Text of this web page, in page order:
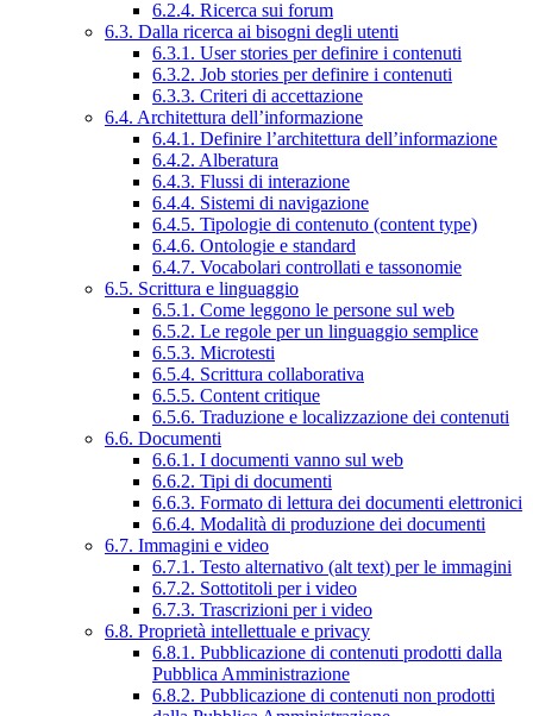
6.2.4. Ricerca sui forum
6.3. Dalla ricerca ai bisogni degli utenti
6.3.1. User stories per definire i contenuti
6.3.2. Job stories per definire i contenuti
6.3.3. Criteri di accettazione
6.4. Architettura dell’informazione
6.4.1. Definire l’architettura dell’informazione
6.4.2. Alberatura
6.4.3. Flussi di interazione
6.4.4. Sistemi di navigazione
6.4.5. Tipologie di contenuto (content type)
6.4.6. Ontologie e standard
6.4.7. Vocabolari controllati e tassonomie
6.5. Scrittura e linguaggio
6.5.1. Come leggono le persone sul web
6.5.2. Le regole per un linguaggio semplice
6.5.3. Microtesti
6.5.4. Scrittura collaborativa
6.5.5. Content critique
6.5.6. Traduzione e localizzazione dei contenuti
6.6. Documenti
6.6.1. I documenti vanno sul web
6.6.2. Tipi di documenti
6.6.3. Formato di lettura dei documenti elettronici
6.6.4. Modalità di produzione dei documenti
6.7. Immagini e video
6.7.1. Testo alternativo (alt text) per le immagini
6.7.2. Sottotitoli per i video
6.7.3. Trascrizioni per i video
6.8. Proprietà intellettuale e privacy
6.8.1. Pubblicazione di contenuti prodotti dalla
Pubblica Amministrazione
6.8.2. Pubblicazione di contenuti non prodotti